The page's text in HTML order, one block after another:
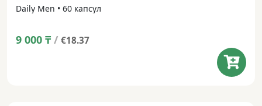
Daily Men • 60 капсул
9 000 ₸ / €18.37